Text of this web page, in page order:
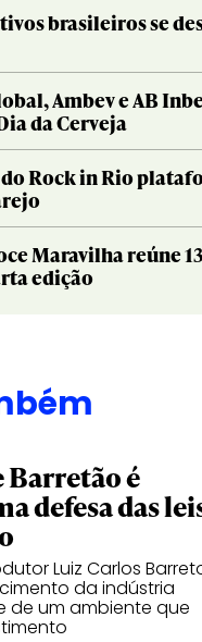
brasileiros se
Ambev e AB
da Cerveja
Rock in Rio
Maravilha reúne
edição
Barretão é
defesa das
Luiz Carlos
da indústria
de um ambiente que